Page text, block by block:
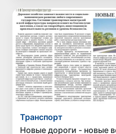
Транспорт
Новые дороги - новые